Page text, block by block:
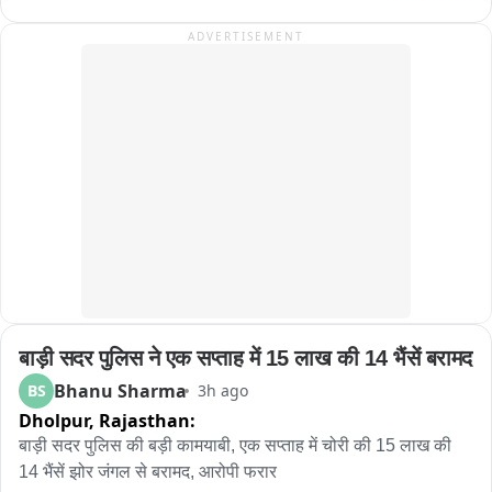
যমরাজ? যে কোনও মুহূর্তে তোমার বাড়িতে পৌঁছে যেতে পারি!” এরপরই শুরু হচ্ছে
নাটকীয় পদ্ধতিতে সচেতনতার বার্তা মানুষের কাছে পৌঁছে দিলে তার প্রভাব আরও
বেশি হতে পারে। পথ নিরাপত্তা সপ্তাহে সবং ও পিংলা পুলিশের এই উদ্যোগ যেন
হাসির আড়ালে একটি কঠিন বার্তাই দিয়ে গেল হেলমেট ও সিটবেল্ট এড়িয়ে চলা মানেই
নিজের জীবনকে ঝুঁкির মুখে ঠেলে দেওয়া। তাই রাস্তায় বেরোনোর আগে নিয়ম
মানুন, সতর্ক থাকুন এবং নিরাপদে বাড়ি ফিরুন。
बाहर संविदा कर्मी कर रहे विरोधADVERTISEMENT
बाड़ी सदर पुलिस ने एक सप्ताह में 15 लाख की 14 भैंसें बरामद
BS Bhanu Sharma 3h ago
Dholpur, Rajasthan:
बाड़ी सदर पुलिस की बड़ी कामयाबी, एक सप्ताह में चोरी की 15 लाख की
14 भैंसें झोर जंगल से बरामद, आरोपी फरार